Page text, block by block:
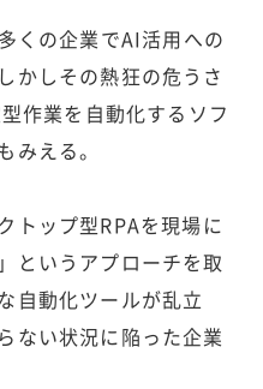
くの企業でAI活用への
かしその熱狂の危うさ
作業を自動化するソフ
みえる。
トップ型RPAを現場に
というアプローチを取
自動化ツールが乱立
ない状況に陥った企業